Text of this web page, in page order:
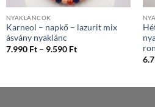
NYAKLÁNCOK
Karneol – napkő – lazurit mix
ásvány nyaklánc
7.990 Ft – 9.590 FtÁrtartomány: